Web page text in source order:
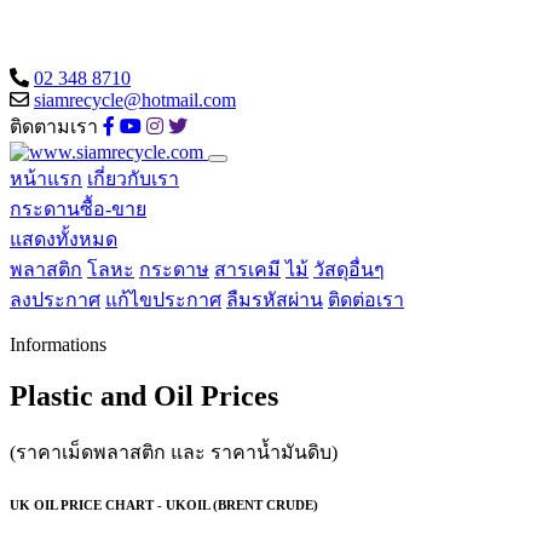
02 348 8710
siamrecycle@hotmail.com
ติดตามเรา
หน้าแรก เกี่ยวกับเรา
กระดานซื้อ-ขาย
แสดงทั้งหมด
พลาสติก โลหะ กระดาษ สารเคมี ไม้ วัสดุอื่นๆ
ลงประกาศ แก้ไขประกาศ ลืมรหัสผ่าน ติดต่อเรา
Informations
Plastic and Oil Prices
(ราคาเม็ดพลาสติก และ ราคาน้ำมันดิบ)
UK OIL PRICE CHART - UKOIL (BRENT CRUDE)